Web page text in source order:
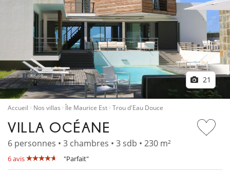
21
Accueil Nos villas Île Maurice Est Trou d'Eau Douce
VILLA OCÉANE
6 personnes • 3 chambres • 3 sdb • 230 m²
6 avis "Parfait"